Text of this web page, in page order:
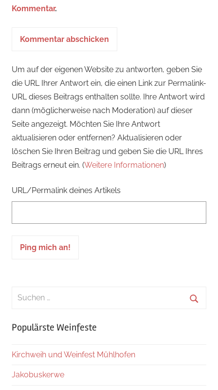
Kommentar.
Um auf der eigenen Website zu antworten, geben Sie
die URL Ihrer Antwort ein, die einen Link zur Permalink-
URL dieses Beitrags enthalten sollte. Ihre Antwort wird
dann (möglicherweise nach Moderation) auf dieser
Seite angezeigt. Möchten Sie Ihre Antwort
aktualisieren oder entfernen? Aktualisieren oder
löschen Sie Ihren Beitrag und geben Sie die URL Ihres
Beitrags erneut ein. (Weitere Informationen)
URL/Permalink deines Artikels
Suchen
Populärste Weinfeste
Kirchweih und Weinfest Mühlhofen
Jakobuskerwe